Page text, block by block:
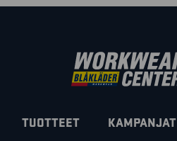
TUOTTEET KAMPANJAT